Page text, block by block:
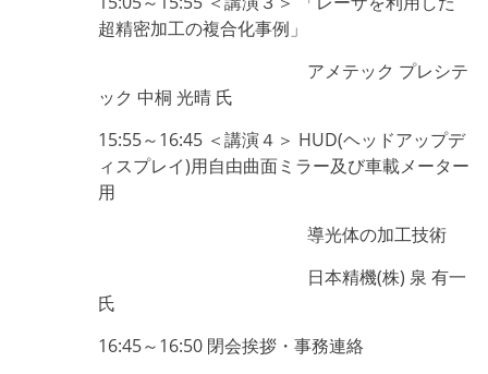
超精密加工の複合化事例」
アメテック プレシテ
ック 中桐 光晴 氏
15:55～16:45 ＜講演４＞ HUD(ヘッドアップデ
ィスプレイ)用自由曲面ミラー及び車載メーター
用
導光体の加工技術
日本精機(株) 泉 有一
氏
16:45～16:50 閉会挨拶・事務連絡